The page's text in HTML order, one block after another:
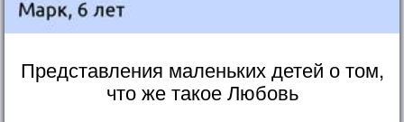
Представления маленьких детей о том,
что же такое Любовь